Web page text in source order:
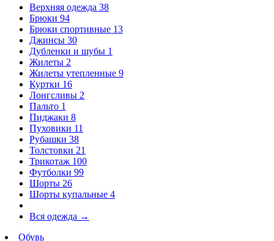
Верхняя одежда 38
Брюки 94
Брюки спортивные 13
Джинсы 30
Дубленки и шубы 1
Жилеты 2
Жилеты утепленные 9
Куртки 16
Лонгсливы 2
Пальто 1
Пиджаки 8
Пуховики 11
Рубашки 38
Толстовки 21
Трикотаж 100
Футболки 99
Шорты 26
Шорты купальные 4
Вся одежда →
Обувь